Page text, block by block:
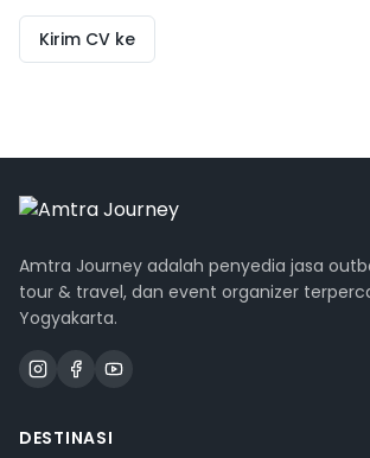
Kirim CV ke
Amtra Journey adalah penyedia jasa
tour & travel, dan event organizer
Yogyakarta.
DESTINASI